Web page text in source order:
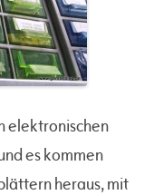
elektronischen
es kommen
heraus, mit